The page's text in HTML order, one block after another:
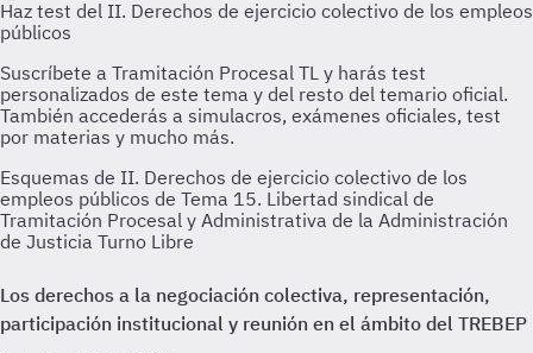
Esquemas de II. Derechos de ejercicio colectivo de los
empleos públicos de Tema 15. Libertad sindical de
Tramitación Procesal y Administrativa de la Administración
de Justicia Turno Libre
Los derechos a la negociación colectiva, representación,
participación institucional y reunión en el ámbito del TREBEP